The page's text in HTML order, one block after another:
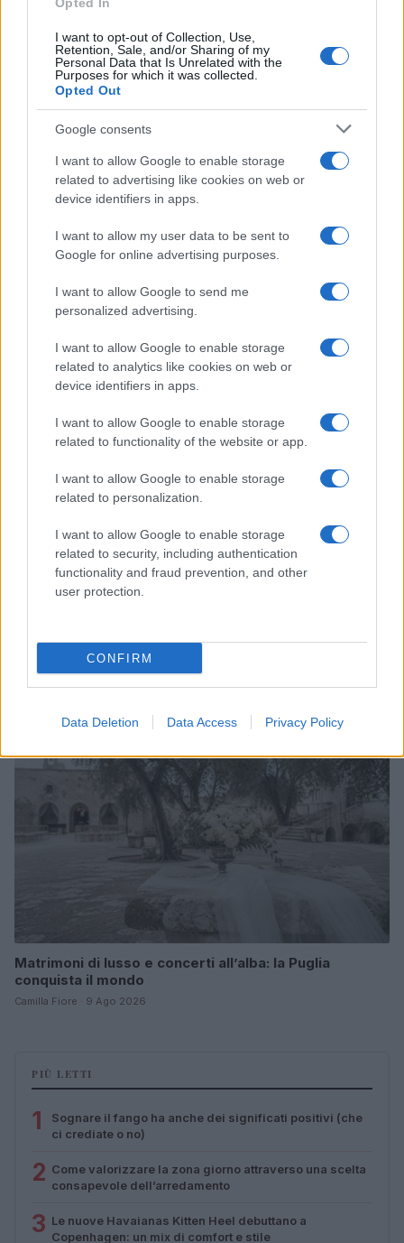
I want to opt-out of Collection, Use,
Retention, Sale, and/or Sharing of my
Personal Data that Is Unrelated with the
Purposes for which it was collected.
Opted Out
Google consents
I want to allow Google to enable storage
related to advertising like cookies on web or
device identifiers in apps.
I want to allow my user data to be sent to
Google for online advertising purposes.
I want to allow Google to send me
personalized advertising.
I want to allow Google to enable storage
related to analytics like cookies on web or
device identifiers in apps.
I want to allow Google to enable storage
related to functionality of the website or app.
I want to allow Google to enable storage
related to personalization.
I want to allow Google to enable storage
related to security, including authentication
functionality and fraud prevention, and other
user protection.
CONFIRM
Data Deletion Data Access Privacy Policy
Continua a leggere
LIFESTYLE
Mostre a Parigi estate 2026: cosa vedere nei musei e
spazi espositivi
Beatrice Bonaventura · 9 Ago 2026
LIFESTYLE
design
Camilla Fiore · 9 Ago 2026
Matrimoni di lusso e concerti all’alba: la Puglia
conquista il mondo
Camilla Fiore · 9 Ago 2026
PIÙ LETTI
1
Sognare il fango ha anche dei significati positivi (che
ci crediate o no)
2 Come valorizzare la zona giorno attraverso una scelta
consapevole dell’arredamento
3 Le nuove Havaianas Kitten Heel debuttano a
Copenhagen: un mix di comfort e stile